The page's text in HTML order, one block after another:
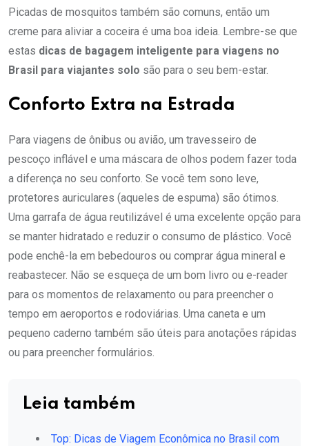
Picadas de mosquitos também são comuns, então um
creme para aliviar a coceira é uma boa ideia. Lembre-se que
estas dicas de bagagem inteligente para viagens no
Brasil para viajantes solo são para o seu bem-estar.
Conforto Extra na Estrada
Para viagens de ônibus ou avião, um travesseiro de
pescoço inflável e uma máscara de olhos podem fazer toda
a diferença no seu conforto. Se você tem sono leve,
protetores auriculares (aqueles de espuma) são ótimos.
Uma garrafa de água reutilizável é uma excelente opção para
se manter hidratado e reduzir o consumo de plástico. Você
pode enchê-la em bebedouros ou comprar água mineral e
reabastecer. Não se esqueça de um bom livro ou e-reader
para os momentos de relaxamento ou para preencher o
tempo em aeroportos e rodoviárias. Uma caneta e um
pequeno caderno também são úteis para anotações rápidas
ou para preencher formulários.
Leia também
Top: Dicas de Viagem Econômica no Brasil com